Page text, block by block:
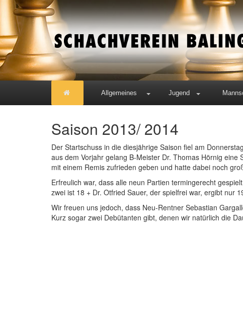
Allgemeines Jugend
Saison 2013/ 2014
Der Startschuss in die diesjährige Saison fiel am
aus dem Vorjahr gelang B-Meister Dr. Thomas Hörnig
mit einem Remis zufrieden geben und hatte dabei noch
Erfreulich war, dass alle neun Partien termingerecht
zwei ist 18 + Dr. Otfried Sauer, der spielfrei war, ergibt nur
Wir freuen uns jedoch, dass Neu-Rentner Sebastian
Kurz sogar zwei Debütanten gibt, denen wir natürlich die